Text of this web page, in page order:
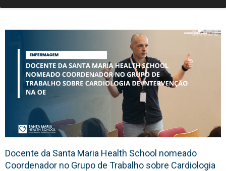
Menu
Docente da Santa Maria Health School nomeado
Coordenador no Grupo de Trabalho sobre Cardiologia